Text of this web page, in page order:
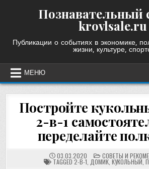
Познавательный
krovlsale.ru
Публикации о событиях в экономике,
жизни, культуре,
МЕНЮ
Постройте
2-в-1
переделайте
03.03.2020 POSTED
IN
СОВЕТЫ И
TAGGED 2-В-1 ДОМИК, КУКОЛЬНЫЙ